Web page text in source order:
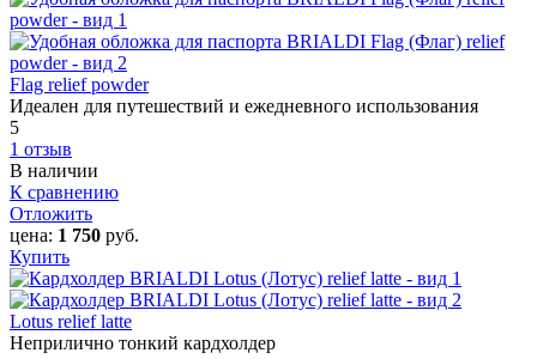
Flag relief powder
Идеален для путешествий и ежедневного использования
5
1 отзыв
В наличии
К сравнению
Отложить
цена: 1 750 руб.
Купить
Lotus relief latte
Неприлично тонкий кардхолдер